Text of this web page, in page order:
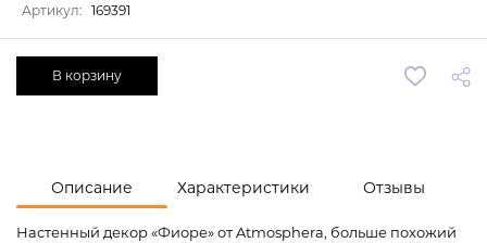
Описание Характеристики Отзывы
Настенный декор «Фиоре» от Atmosphera, больше похожий
Артикул: 169391
В корзину